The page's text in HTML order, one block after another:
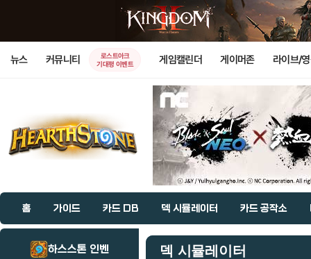
뉴스 커뮤니티
로스트아크
기대평 이벤트
게임캘린더 게이머존 라이브/
홈 가이드 카드 DB 덱 시뮬레이터 카드 공작소
하스스톤 인벤 덱 시뮬레이터